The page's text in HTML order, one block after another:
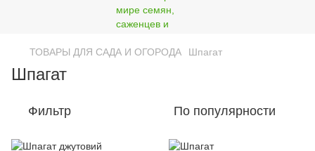
ТОВАРЫ ДЛЯ САДА И ОГОРОДА Шпагат
Шпагат
Фильтр По популярности